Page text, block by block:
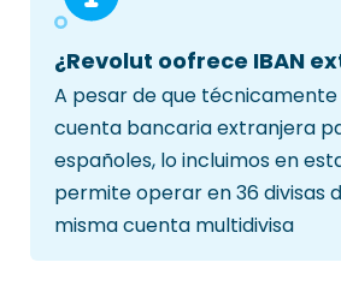
e
n
e
u
n
a
p
¿Revolut oofrece IBAN
A pesar de que
cuenta bancaria extranjera
españoles, lo incluimos en
permite operar en 36 divisas
misma cuenta multidivisa